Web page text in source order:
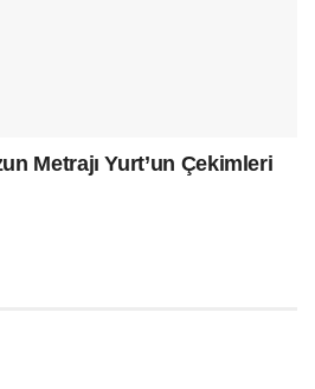
Metrajı Yurt’un Çekimleri